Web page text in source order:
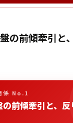
の前傾牽引と
係 No.1
前傾牽引と、